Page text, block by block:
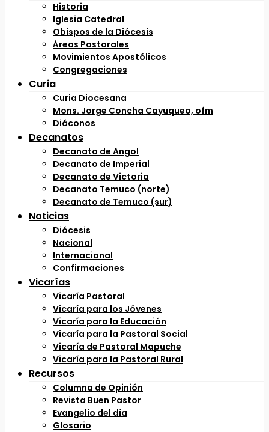
Historia
Iglesia Catedral
Obispos de la Diócesis
Áreas Pastorales
Movimientos Apostólicos
Congregaciones
Curia
Curia Diocesana
Mons. Jorge Concha Cayuqueo, ofm
Diáconos
Decanatos
Decanato de Angol
Decanato de Imperial
Decanato de Victoria
Decanato Temuco (norte)
Decanato de Temuco (sur)
Noticias
Diócesis
Nacional
Internacional
Confirmaciones
Vicarías
Vicaría Pastoral
Vicaría para los Jóvenes
Vicaría para la Educación
Vicaría para la Pastoral Social
Vicaría de Pastoral Mapuche
Vicaría para la Pastoral Rural
Recursos
Columna de Opinión
Revista Buen Pastor
Evangelio del día
Glosario